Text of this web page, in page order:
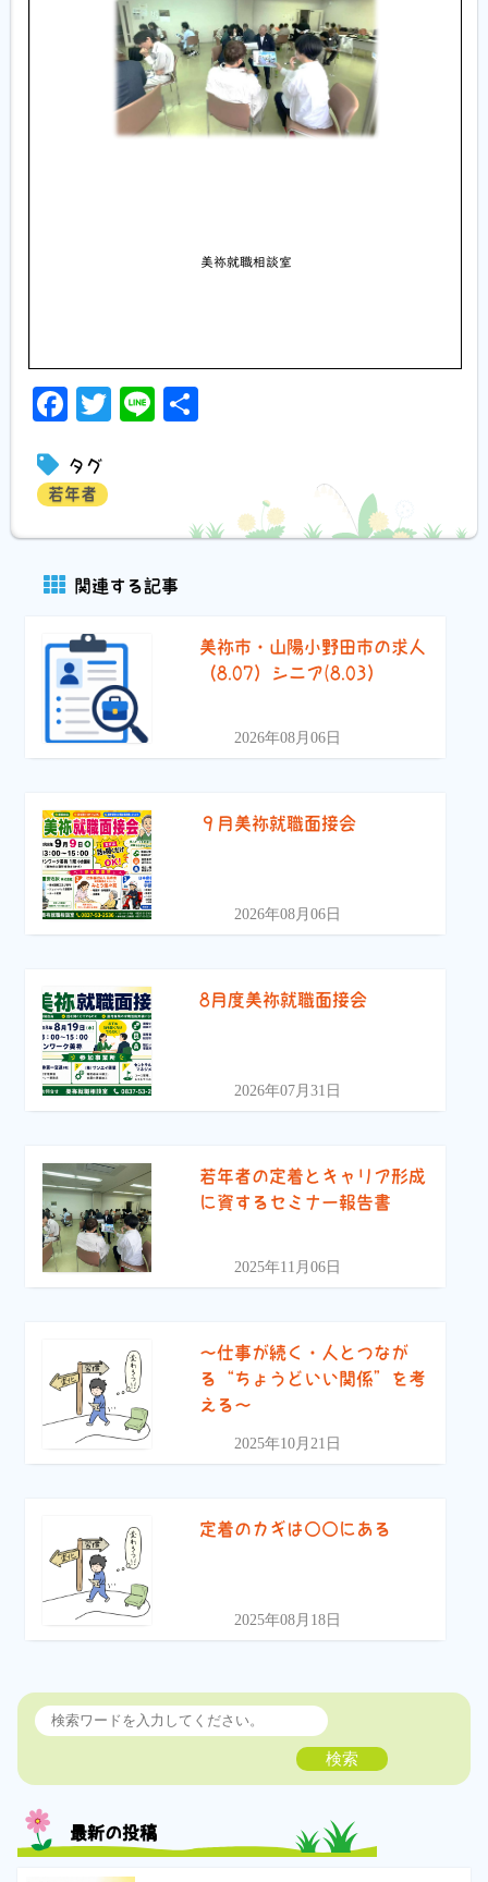
Facebook
Twitter
Line
タグ
若年者
関連する記事
美祢市・山陽小野田市の求人
（8.07）シニア(8.03）
2026年08月06日
９月美祢就職面接会
2026年08月06日
8月度美祢就職面接会
2026年07月31日
若年者の定着とキャリア形成
に資するセミナー報告書
2025年11月06日
〜仕事が続く・人とつなが
る“ちょうどいい関係”を考
える〜
2025年10月21日
定着のカギは〇〇にある
2025年08月18日
検索
最新の投稿